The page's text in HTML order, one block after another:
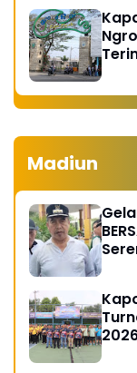
Madiun